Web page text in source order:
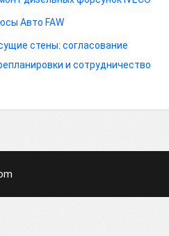
Авто FAW
стены: согласование
и сотрудничество